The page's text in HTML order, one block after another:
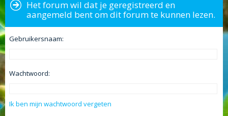
Het forum wil dat je geregistreerd en
aangemeld bent om dit forum te kunnen lezen.
Gebruikersnaam:
Wachtwoord:
Ik ben mijn wachtwoord vergeten